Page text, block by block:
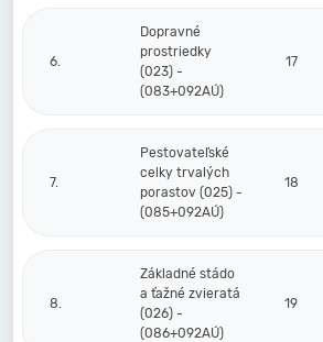
6.
Dopravné
prostriedky
(023) -
(083+092AÚ)
17
7.
Pestovateľské
celky trvalých
porastov (025) -
(085+092AÚ)
18
8.
Základné stádo
a ťažné zvieratá
(026) -
(086+092AÚ)
19